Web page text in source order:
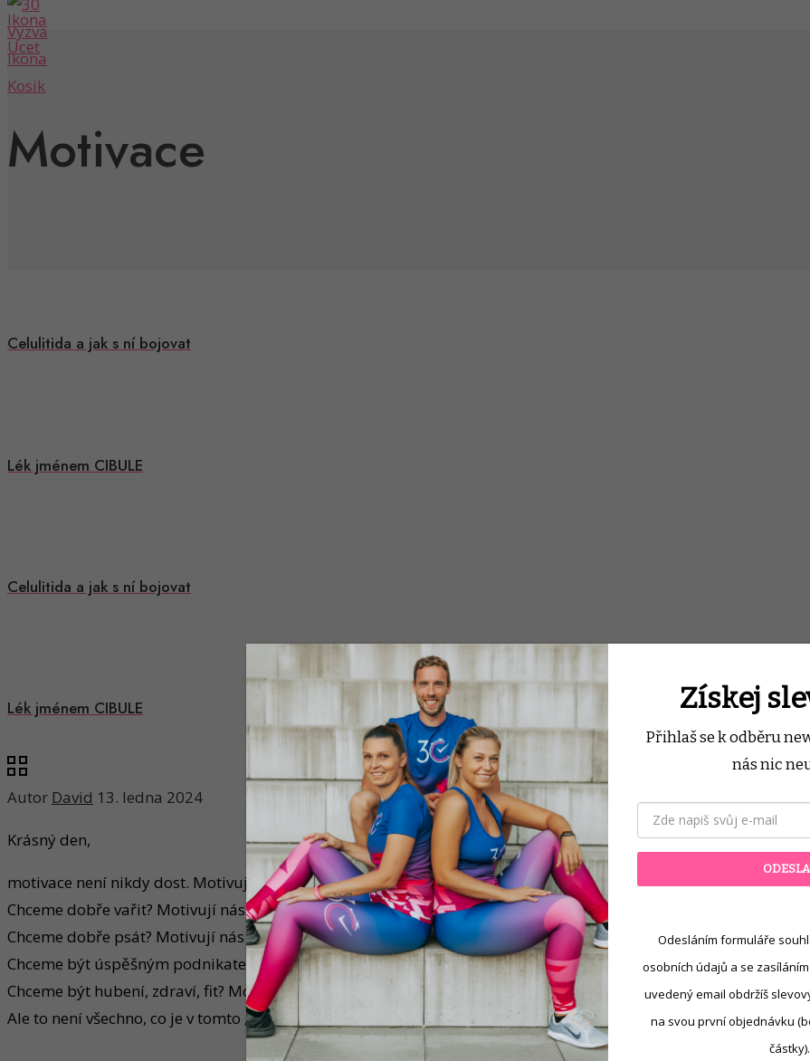
Motivace
Celulitida a jak s ní bojovat
Lék jménem CIBULE
Celulitida a jak s ní bojovat
Lék jménem CIBULE
Autor David 13. ledna 2024
Krásný den,
motivace není nikdy dost. Motivují nás lidé tím, co dokázali. Motivují nás naši příbuzní a lidé v našem okolí.
Chceme dobře vařit? Motivují nás strávníci, kteří jídlo pochválí.
Chceme dobře psát? Motivují nás čtenáři, kteří čtou naše články nebo knihy.
Chceme být úspěšným podnikatelem? Motivují nás lidé, kteří dosáhli svého cíle.
Chceme být hubení, zdraví, fit? Motivují nás lidé, kteří už nějakou tou proměnou prošli.
Ale to není všechno, co je v tomto „odvětví“ zapotřebí.
Získej
Přihlaš se k odběru
nás nic
Odesláním formuláře
osobních údajů a se
uvedený email obdržíš
na svou první objednávku
částky).